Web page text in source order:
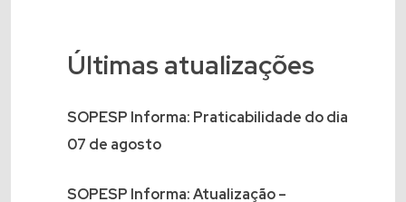
Últimas atualizações
SOPESP Informa: Praticabilidade do dia
07 de agosto
SOPESP Informa: Atualização –